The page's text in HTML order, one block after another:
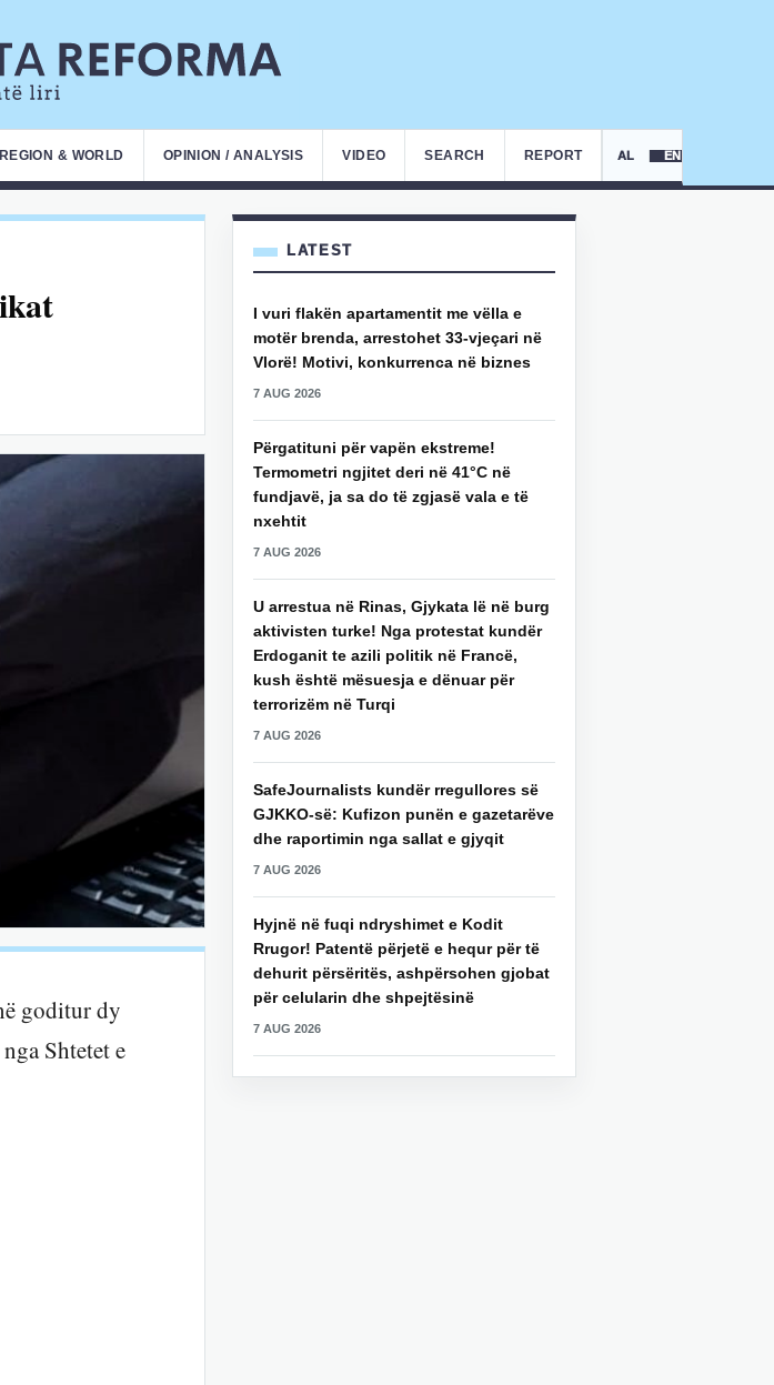
REGION & WORLD OPINION / ANALYSIS VIDEO SEARCH REPORT AL EN
goditur dy
Shtetet e
LATEST
I vuri flakën apartamentit me vëlla e
motër brenda, arrestohet 33-vjeçari në
Vlorë! Motivi, konkurrenca në biznes
7 AUG 2026
Përgatituni për vapën ekstreme!
Termometri ngjitet deri në 41°C në
fundjavë, ja sa do të zgjasë vala e të
nxehtit
7 AUG 2026
U arrestua në Rinas, Gjykata lë në burg
aktivisten turke! Nga protestat kundër
Erdoganit te azili politik në Francë,
kush është mësuesja e dënuar për
terrorizëm në Turqi
7 AUG 2026
SafeJournalists kundër rregullores së
GJKKO-së: Kufizon punën e gazetarëve
dhe raportimin nga sallat e gjyqit
7 AUG 2026
Hyjnë në fuqi ndryshimet e Kodit
Rrugor! Patentë përjetë e hequr për të
dehurit përsëritës, ashpërsohen gjobat
për celularin dhe shpejtësinë
7 AUG 2026